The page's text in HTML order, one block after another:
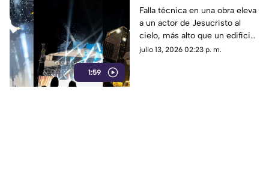
1:59
volando' al cielo por
falla técnica en plena
obra
Falla técnica en una obra eleva
a un actor de Jesucristo al
cielo, más alto que un edificio.
El video es viral por su
julio 13, 2026 02:23 p. m.